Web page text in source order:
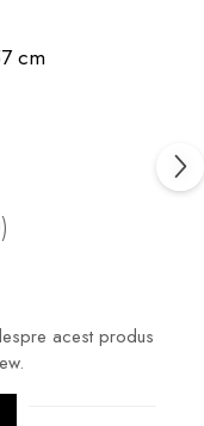
cm
acest produs